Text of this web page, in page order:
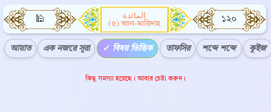
🕌
المائدة
(৫) আল-মায়িদাহ
১২০
আয়াত এক নজরে সূরা বিষয় ভিত্তিক তাফসির শব্দে শব্দে কুইজ
কিছু সমস্যা হয়েছে। আবার চেষ্টা করুন।